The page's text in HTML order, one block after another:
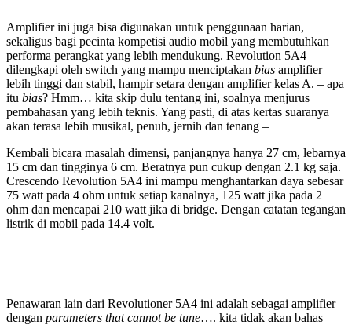
Amplifier ini juga bisa digunakan untuk penggunaan harian,
sekaligus bagi pecinta kompetisi audio mobil yang membutuhkan
performa perangkat yang lebih mendukung. Revolution 5A4
dilengkapi oleh switch yang mampu menciptakan bias amplifier
lebih tinggi dan stabil, hampir setara dengan amplifier kelas A. – apa
itu bias? Hmm… kita skip dulu tentang ini, soalnya menjurus
pembahasan yang lebih teknis. Yang pasti, di atas kertas suaranya
akan terasa lebih musikal, penuh, jernih dan tenang –
Kembali bicara masalah dimensi, panjangnya hanya 27 cm, lebarnya
15 cm dan tingginya 6 cm. Beratnya pun cukup dengan 2.1 kg saja.
Crescendo Revolution 5A4 ini mampu menghantarkan daya sebesar
75 watt pada 4 ohm untuk setiap kanalnya, 125 watt jika pada 2
ohm dan mencapai 210 watt jika di bridge. Dengan catatan tegangan
listrik di mobil pada 14.4 volt.
Penawaran lain dari Revolutioner 5A4 ini adalah sebagai amplifier
dengan parameters that cannot be tune…. kita tidak akan bahas